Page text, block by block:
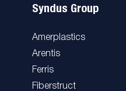
Syndus Group
Amerplastics
Arentis
Ferris
Fiberstruct